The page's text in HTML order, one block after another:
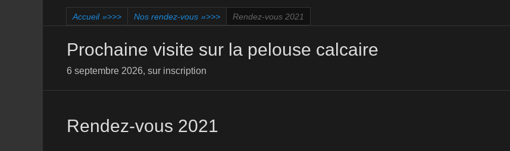
Accueil »>>> Nos rendez-vous »>>> Rendez-vous 2021
Prochaine visite sur la pelouse calcaire
6 septembre 2026, sur inscription
Rendez-vous 2021